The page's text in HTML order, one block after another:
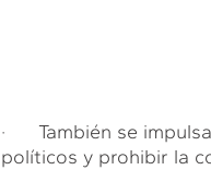
· También se
políticos y prohibir la